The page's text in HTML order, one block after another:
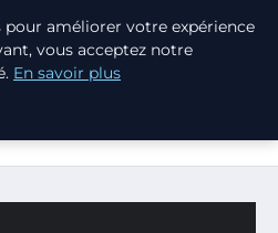
ÉCONOMIQUES POUR
pour améliorer votre expérience
vous acceptez notre
En savoir plus